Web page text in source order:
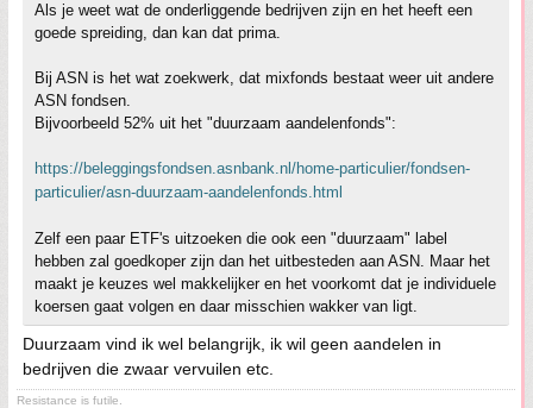
Als je weet wat de onderliggende bedrijven zijn en het heeft een
goede spreiding, dan kan dat prima.
Bij ASN is het wat zoekwerk, dat mixfonds bestaat weer uit andere
ASN fondsen.
Bijvoorbeeld 52% uit het "duurzaam aandelenfonds":
https://beleggingsfondsen.asnbank.nl/home-particulier/fondsen-
particulier/asn-duurzaam-aandelenfonds.html
Zelf een paar ETF's uitzoeken die ook een "duurzaam" label
hebben zal goedkoper zijn dan het uitbesteden aan ASN. Maar het
maakt je keuzes wel makkelijker en het voorkomt dat je individuele
koersen gaat volgen en daar misschien wakker van ligt.
Duurzaam vind ik wel belangrijk, ik wil geen aandelen in
bedrijven die zwaar vervuilen etc.
Resistance is futile.